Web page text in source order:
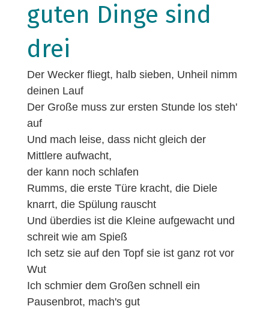
guten Dinge sind
drei
Der Wecker fliegt, halb sieben, Unheil nimm
deinen Lauf
Der Große muss zur ersten Stunde los steh'
auf
Und mach leise, dass nicht gleich der
Mittlere aufwacht,
der kann noch schlafen
Rumms, die erste Türe kracht, die Diele
knarrt, die Spülung rauscht
Und überdies ist die Kleine aufgewacht und
schreit wie am Spieß
Ich setz sie auf den Topf sie ist ganz rot vor
Wut
Ich schmier dem Großen schnell ein
Pausenbrot, mach's gut